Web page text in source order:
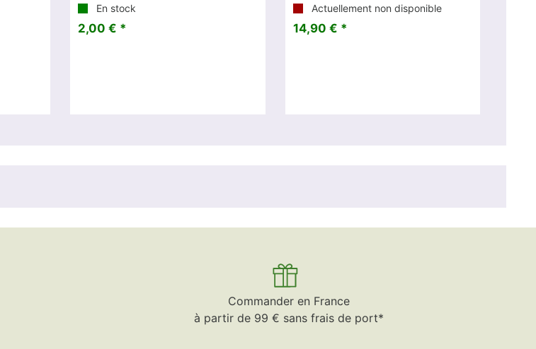
En stock
2,00 € *
Actuellement non disponible
14,90 € *
Commander en France
à partir de 99 € sans frais de port*